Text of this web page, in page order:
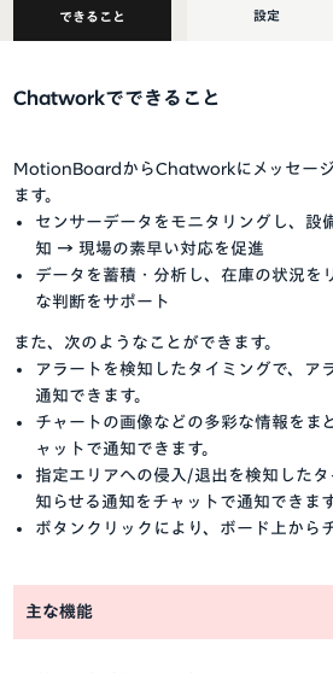
できること 設定
Chatworkでできること
MotionBoardからChatworkにメッセー
ます。
センサーデータをモニタリングし、設
知 → 現場の素早い対応を促進
データを蓄積・分析し、在庫の状況を
な判断をサポート
また、次のようなことができます。
アラートを検知したタイミングで、ア
通知できます。
チャートの画像などの多彩な情報をま
ャットで通知できます。
指定エリアへの侵入/退出を検知した
知らせる通知をチャットで通知できます
ボタンクリックにより、ボード上から
主な機能